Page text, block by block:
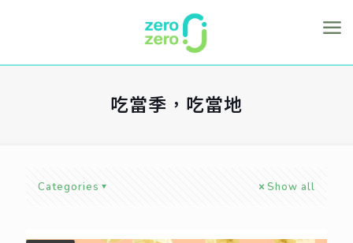
吃當季，吃當地
Categories Show all